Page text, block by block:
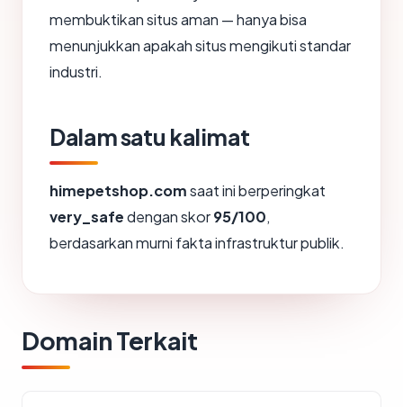
membuktikan situs aman — hanya bisa
menunjukkan apakah situs mengikuti standar
industri.
Dalam satu kalimat
himepetshop.comsaat ini berperingkat
very_safedengan skor95/100,
berdasarkan murni fakta infrastruktur publik.
Domain Terkait